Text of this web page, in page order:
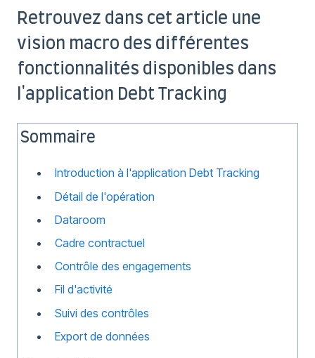
Retrouvez dans cet article une
vision macro des différentes
fonctionnalités disponibles dans
l'application Debt Tracking
Sommaire
Introduction à l'application Debt Tracking
Détail de l'opération
Dataroom
Cadre contractuel
Contrôle des engagements
Fil d'activité
Suivi des contrôles
Export de données